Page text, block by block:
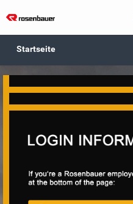
Zum Hauptinhalt wechseln